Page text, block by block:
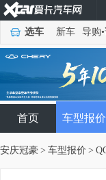
选车 新车 导购•
首页 车型报价
安庆冠豪 > 车型报价 >